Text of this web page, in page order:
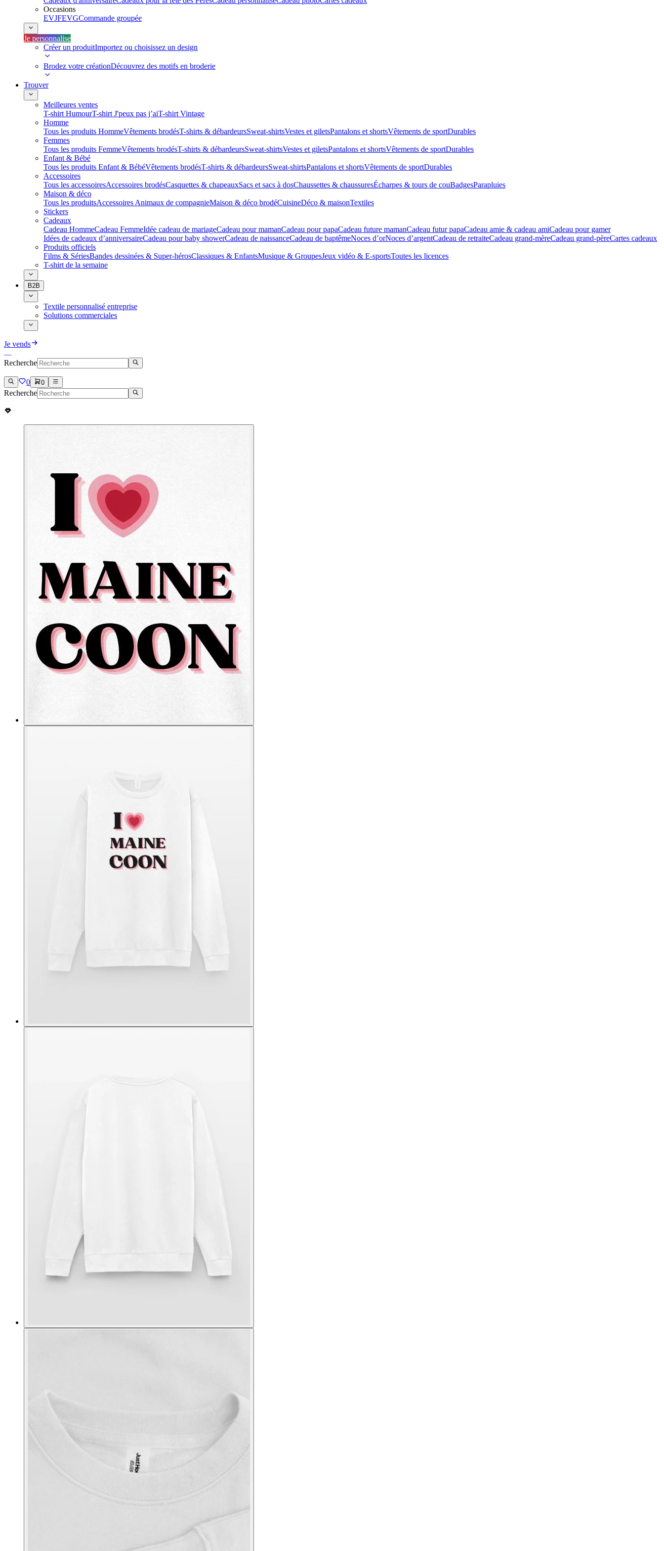
Occasions
EVJFEVGCommande groupée
Je personnalise
Créer un produitImportez ou choisissez un design
Brodez votre créationDécouvrez des motifs en broderie
Trouver
Meilleures ventes
T-shirt HumourT-shirt J'peux pas j’aiT-shirt Vintage
Homme
Tous les produits HommeVêtements brodésT-shirts & débardeursSweat-shirtsVestes et giletsPantalons et shortsVêtements de sportDurables
Femmes
Tous les produits FemmeVêtements brodésT-shirts & débardeursSweat-shirtsVestes et giletsPantalons et shortsVêtements de sportDurables
Enfant & Bébé
Tous les produits Enfant & BébéVêtements brodésT-shirts & débardeursSweat-shirtsPantalons et shortsVêtements de sportDurables
Accessoires
Tous les accessoiresAccessoires brodésCasquettes & chapeauxSacs et sacs à dosChaussettes & chaussuresÉcharpes & tours de couBadgesParapluies
Maison & déco
Tous les produitsAccessoires Animaux de compagnieMaison & déco brodéCuisineDéco & maisonTextiles
Stickers
Cadeaux
Cadeau HommeCadeau FemmeIdée cadeau de mariage​Cadeau pour mamanCadeau pour papaCadeau future mamanCadeau futur papaCadeau amie & cadeau amiCadeau pour gamer
Idées de cadeaux d’anniversaireCadeau pour baby showerCadeau de naissanceCadeau de baptêmeNoces d’orNoces d’argentCadeau de retraiteCadeau grand-mèreCadeau grand-pèreCartes cadeaux
Produits officiels
Films & SériesBandes dessinées & Super-hérosClassiques & EnfantsMusique & GroupesJeux vidéo & E-sportsToutes les licences
T-shirt de la semaine
B2B
Textile personnalisé entreprise
Solutions commerciales
Je vends
Recherche
0 0
Recherche